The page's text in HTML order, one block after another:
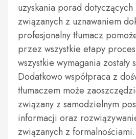
uzyskania porad
związanych z uznawaniem
profesjonalny tłumacz
przez wszystkie etapy
wszystkie wymagania zostały
Dodatkowo współpraca z
tłumaczem może
związany z samodzielnym
informacji oraz
związanych z formalnościami.